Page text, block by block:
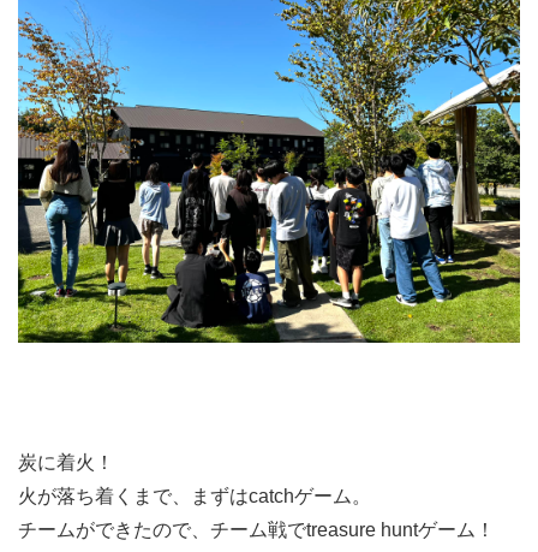
炭に着火！
火が落ち着くまで、まずはcatchゲーム。
チームができたので、チーム戦でtreasure huntゲーム！